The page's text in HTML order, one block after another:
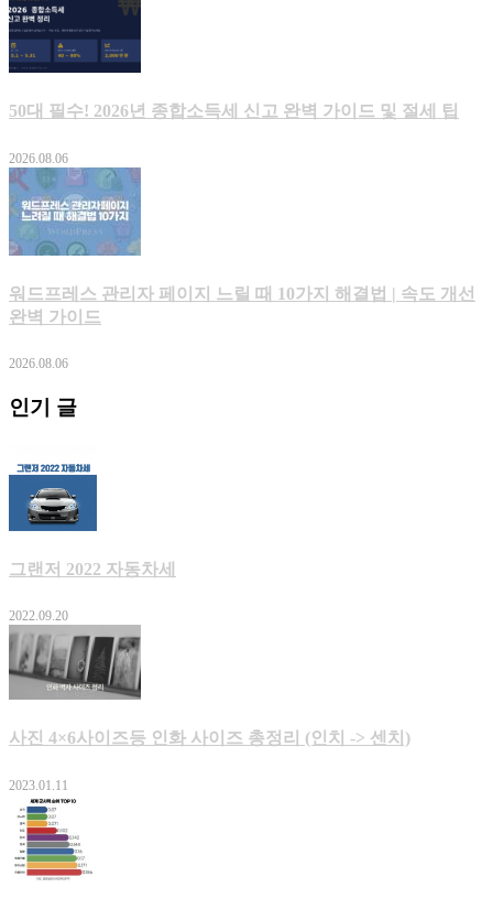
50대 필수! 2026년 종합소득세 신고 완벽 가이드 및 절세 팁
2026.08.06
워드프레스 관리자 페이지 느릴 때 10가지 해결법 | 속도 개선
완벽 가이드
2026.08.06
인기 글
그랜저 2022 자동차세
2022.09.20
사진 4×6사이즈등 인화 사이즈 총정리 (인치 -> 센치)
2023.01.11